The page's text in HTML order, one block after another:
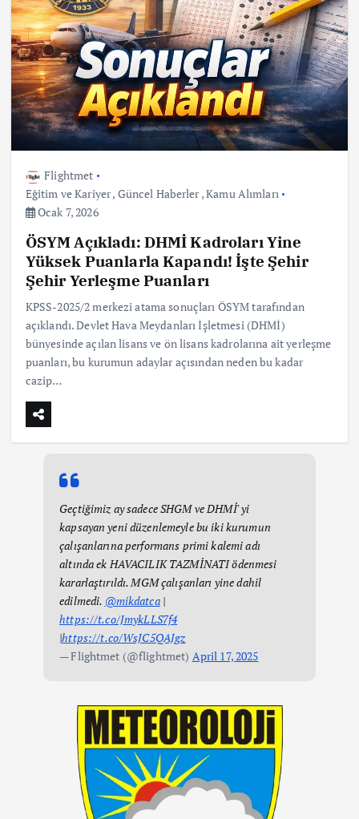
Flightmet
Eğitim ve Kariyer, Güncel Haberler,Kamu Alımları
Ocak 7, 2026
ÖSYM Açıkladı: DHMİ Kadroları Yine
Yüksek Puanlarla Kapandı! İşte Şehir
Şehir Yerleşme Puanları
KPSS-2025/2 merkezi atama sonuçları ÖSYM tarafından
açıklandı. Devlet Hava Meydanları İşletmesi (DHMİ)
bünyesinde açılan lisans ve ön lisans kadrolarına ait yerleşme
puanları, bu kurumun adaylar açısından neden bu kadar
cazip…
Geçtiğimiz ay sadece SHGM ve DHMİ' yi
kapsayan yeni düzenlemeyle bu iki kurumun
çalışanlarına performans primi kalemi adı
altında ek HAVACILIK TAZMİNATI ödenmesi
kararlaştırıldı. MGM çalışanları yine dahil
edilmedi. @mikdatca|
https://t.co/JmykLLS7f4
|https://t.co/WsJC5QAJgz
— Flightmet (@flightmet) April 17, 2025